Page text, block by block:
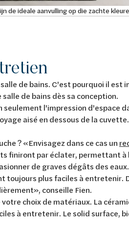
de ideale aanvulling op die zachte
de bains. C'est pourquoi il est
de bains dès sa conception.
seulement l'impression d'espace
aisé en dessous de la cuvette.
? «Envisagez dans ce cas un
finiront par éclater, permettant à
de graves dégâts des
toujours plus faciles à entretenir.
conseille Fien.
choix de matériaux. La
à entretenir. Le solid surface,